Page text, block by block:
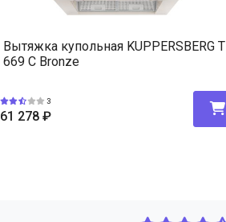
Вытяжка купольная KUPPERSBERG T
669 C Bronze
3
61 278 ₽